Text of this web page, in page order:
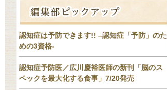
認知症は予防できます!! –認知症「予防」のた
めの3資格-
認知症予防医／広川慶裕医師の新刊「脳のス
ペックを最大化する食事」7/20発売